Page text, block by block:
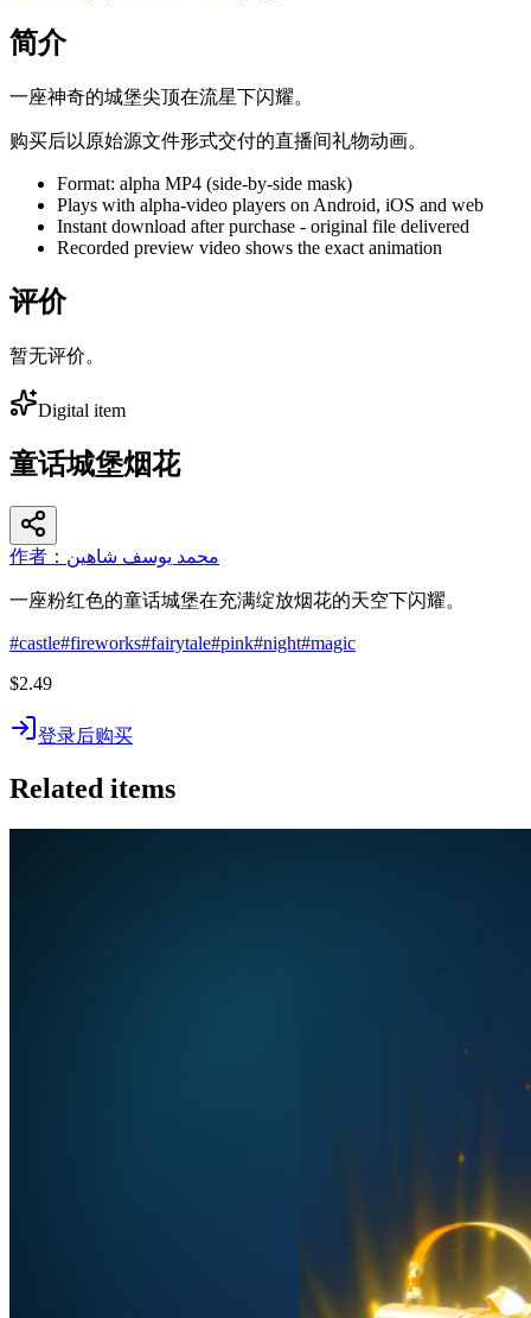
简介
一座神奇的城堡尖顶在流星下闪耀。
购买后以原始源文件形式交付的直播间礼物动画。
Format: alpha MP4 (side-by-side mask)
Plays with alpha-video players on Android, iOS and web
Instant download after purchase - original file delivered
Recorded preview video shows the exact animation
评价
暂无评价。
Digital item
童话城堡烟花
作者：محمد يوسف شاهين
一座粉红色的童话城堡在充满绽放烟花的天空下闪耀。
#castle#fireworks#fairytale#pink#night#magic
$2.49
登录后购买
Related items